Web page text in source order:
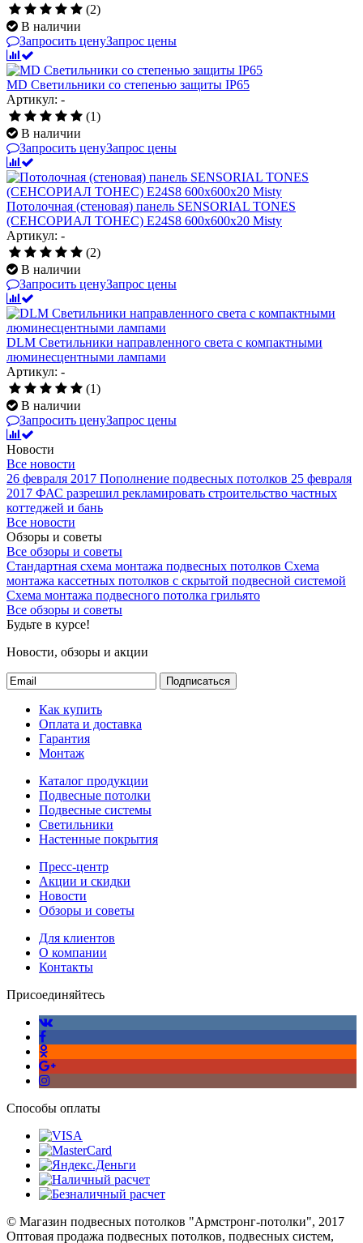
(2)
В наличии
Запросить ценуЗапрос цены
MD Светильники со степенью защиты IP65
Артикул: -
(1)
В наличии
Запросить ценуЗапрос цены
Потолочная (стеновая) панель SENSORIAL TONES
(СЕНСОРИАЛ ТОНЕС) E24S8 600x600x20 Misty
Артикул: -
(2)
В наличии
Запросить ценуЗапрос цены
DLM Светильники направленного света c компактными
люминесцентными лампами
Артикул: -
(1)
В наличии
Запросить ценуЗапрос цены
Новости
Все новости
26 февраля 2017 Пополнение подвесных потолков 25 февраля
2017 ФАС разрешил рекламировать строительство частных
коттеджей и бань
Все новости
Обзоры и советы
Все обзоры и советы
Стандартная схема монтажа подвесных потолков Схема
монтажа кассетных потолков с скрытой подвесной системой
Схема монтажа подвесного потолка грильято
Все обзоры и советы
Будьте в курсе!
Новости, обзоры и акции
Подписаться
Как купить
Оплата и доставка
Гарантия
Монтаж
Каталог продукции
Подвесные потолки
Подвесные системы
Светильники
Настенные покрытия
Пресс-центр
Акции и скидки
Новости
Обзоры и советы
Для клиентов
О компании
Контакты
Присоединяйтесь
Способы оплаты
© Магазин подвесных потолков "Армстронг-потолки", 2017
Оптовая продажа подвесных потолков, подвесных систем,